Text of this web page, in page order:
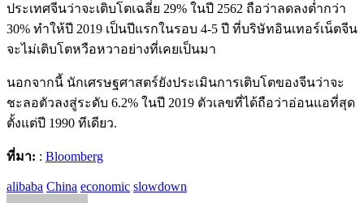
ประเทศจีนว่าจะเติบโตเฉลี่ย 29% ในปี 2562 ถือว่าลดลงต่ำกว่า
30% ทำให้ปี 2019 เป็นปีแรกในรอบ 4-5 ปี ที่บริษัทอินเทอร์เน็ตจีน
จะไม่เติบโตหวือหวาอย่างที่เคยเป็นมา
นอกจากนี้ นักเศรษฐศาสตร์ยังประเมินการเติบโตของจีนว่าจะ
ชะลอตัวลงสู่ระดับ 6.2% ในปี 2019 ตัวเลขที่ได้ถือว่าอ่อนแอที่สุด
ตั้งแต่ปี 1990 ทีเดียว.
ที่มา: : Bloomberg
alibaba China economic slowdown